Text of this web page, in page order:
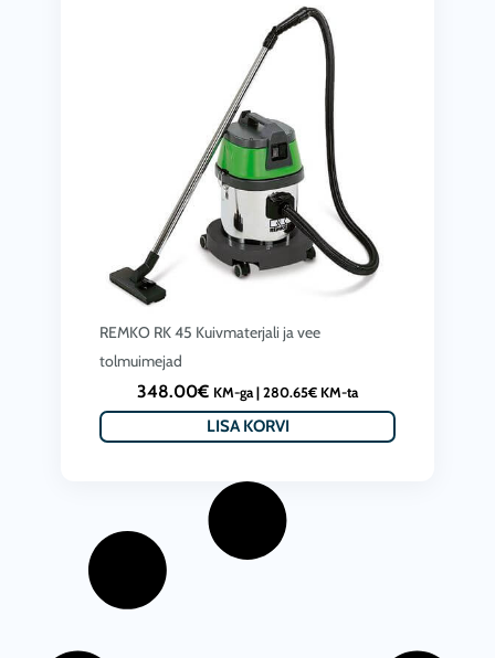
REMKO RK 45 Kuivmaterjali ja vee
tolmuimejad
348.00€ KM-ga | 280.65€ KM-ta
LISA KORVI